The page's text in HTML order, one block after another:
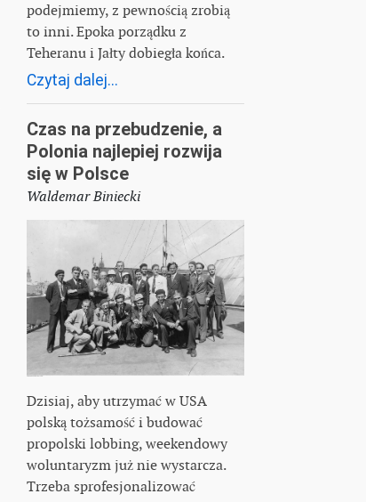
podejmiemy, z pewnością zrobią
to inni. Epoka porządku z
Teheranu i Jałty dobiegła końca.
Czytaj dalej...
Czas na przebudzenie, a
Polonia najlepiej rozwija
się w Polsce
Waldemar Biniecki
Dzisiaj, aby utrzymać w USA
polską tożsamość i budować
propolski lobbing, weekendowy
woluntaryzm już nie wystarcza.
Trzeba sprofesjonalizować